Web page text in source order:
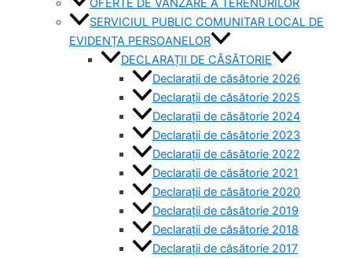
SERVICIUL PUBLIC COMUNITAR LOCAL DE
EVIDENȚA PERSOANELOR
DECLARAȚII DE CĂSĂTORIE
Declarații de căsătorie 2026
Declarații de căsătorie 2025
Declarații de căsătorie 2024
Declarații de căsătorie 2023
Declarații de căsătorie 2022
Declarații de căsătorie 2021
Declarații de căsătorie 2020
Declarații de căsătorie 2019
Declarații de căsătorie 2018
Declarații de căsătorie 2017